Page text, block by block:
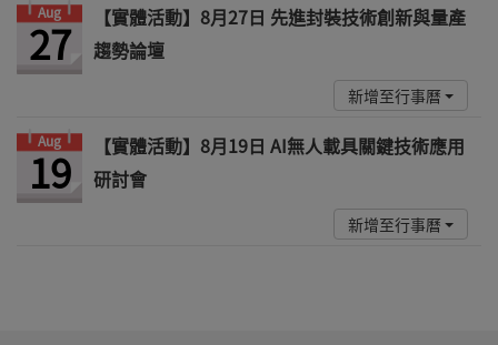
Aug
27
【實體活動】8月27日 先進封裝技術創新與量產
趨勢論壇
新增至行事曆
Aug
19
【實體活動】8月19日 AI無人載具關鍵技術應用
研討會
新增至行事曆